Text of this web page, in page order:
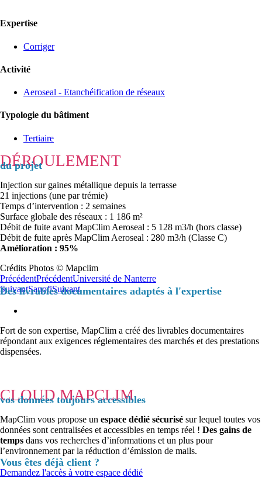
Expertise
Corriger
Activité
Aeroseal - Etanchéification de réseaux
Typologie du bâtiment
Tertiaire
DÉROULEMENT
du projet
Injection sur gaines métallique depuis la terrasse
21 injections (une par trémie)
Temps d’intervention : 2 semaines
Surface globale des réseaux : 1 186 m²
Débit de fuite avant MapClim Aeroseal : 5 128 m3/h (hors classe)
Débit de fuite après MapClim Aeroseal : 280 m3/h (Classe C)
Amélioration : 95%
Crédits Photos © Mapclim
PrécédentPrécédentUniversité de Nanterre
SuivantSanofiSuivant
Des livrables documentaires adaptés à l'expertise
Fort de son expertise, MapClim a créé des livrables documentaires
répondant aux exigences réglementaires des marchés et des prestations
dispensées.
CLOUD MAPCLIM
vos données toujours accessibles
MapClim vous propose un espace dédié sécurisé sur lequel toutes vos
données sont centralisées et accessibles en temps réel ! Des gains de
temps dans vos recherches d’informations et un plus pour
l’environnement par la réduction d’émission de mails.
Vous êtes déjà client ?
Demandez l'accès à votre espace dédié